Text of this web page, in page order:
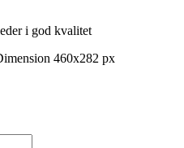
i god kvalitet
460x282 px